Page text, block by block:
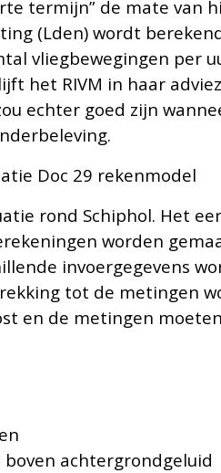
termijn” de mate
(Lden) wordt
vliegbewegingen per
het RIVM in haar
echter goed zijn
Doc 29 rekenmodel
rond Schiphol. Het
worden
invoergegevens
tot de metingen
en de metingen
achtergrondgeluid